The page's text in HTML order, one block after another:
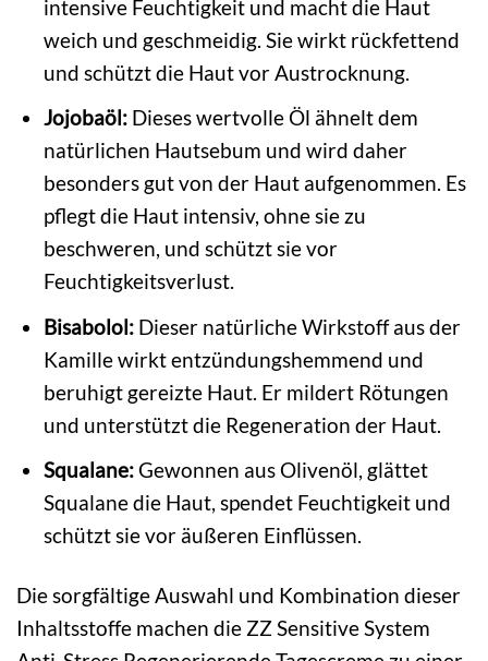
intensive Feuchtigkeit und macht die Haut
weich und geschmeidig. Sie wirkt rückfettend
und schützt die Haut vor Austrocknung.
Jojobaöl:Dieses wertvolle Öl ähnelt dem
natürlichen Hautsebum und wird daher
besonders gut von der Haut aufgenommen. Es
pflegt die Haut intensiv, ohne sie zu
beschweren, und schützt sie vor
Feuchtigkeitsverlust.
Bisabolol:Dieser natürliche Wirkstoff aus der
Kamille wirkt entzündungshemmend und
beruhigt gereizte Haut. Er mildert Rötungen
und unterstützt die Regeneration der Haut.
Squalane:Gewonnen aus Olivenöl, glättet
Squalane die Haut, spendet Feuchtigkeit und
schützt sie vor äußeren Einflüssen.
Die sorgfältige Auswahl und Kombination dieser
Inhaltsstoffe machen die ZZ Sensitive System